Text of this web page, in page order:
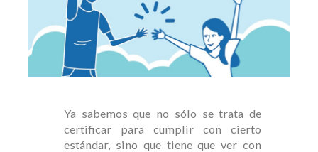
Ya sabemos que no sólo se trata de
certificar para cumplir con cierto
estándar, sino que tiene que ver con